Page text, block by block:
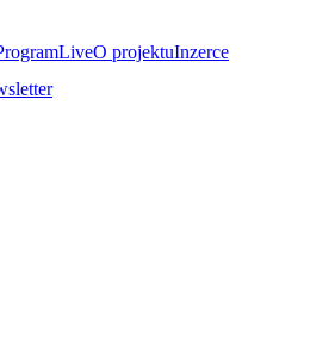
LiveO projektuInzerce